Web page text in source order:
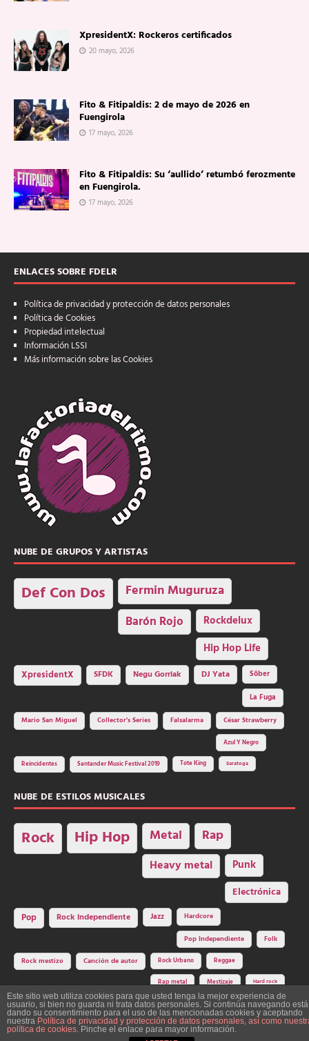
XpresidentX: Rockeros certificados
20 mayo, 2026
Fito & Fitipaldis: 2 de mayo de 2026 en
Fuengirola
17 mayo, 2026
Fito & Fitipaldis: Su ‘aullido’ retumbó ferozmente
en Fuengirola.
17 mayo, 2026
ENLACES SOBRE FDELR
Política de privacidad y protección de datos personales
Política de Cookies
Propiedad intelectual
Información LSSI
Más información sobre las Cookies
NUBE DE GRUPOS Y ARTISTAS
Def Con Dos Fermin Muguruza
Barón Rojo Rockdelux
Hip Hop Life
XpresidentX SFDK Negu Gorriak DJ Yata
Sôber
La Fuga
Mario San Miguel
Collector's Series Falsalarma César Strawberry
Azul Y Negro
Reincidentes Santander Music Festival 2019 Tote King Saratoga
NUBE DE ESTILOS MUSICALES
Rock Hip Hop Metal Rap
Heavy metal Punk
Electrónica
Pop Rock independiente Jazz Hardcore
Pop Independiente Folk
Rock mestizo Canción de autor Rock Urbano Reggae
Rap metal Mestizaje Hard rock
Construcción y diseño: La Factoría del Ritmo Art Studio. Edita: Asociación
Cultural Y Dale Ritmo!
Este sitio web utiliza cookies para que usted tenga la mejor experiencia de
usuario, si bien no guarda ni trata datos personales. Si continúa navegando está
dando su consentimiento para el uso de las mencionadas cookies y aceptando
nuestra Política de privacidad y protección de datos personales, así como
política de cookies. Pinche el enlace para mayor información.